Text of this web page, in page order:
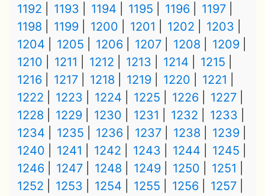
1192
1193 1194 1195 1196
1197
1198
1199 1200 1201 1202
1203
1204
1205 1206 1207 1208
1209
1210
1211 1212 1213 1214
1215
1216
1217 1218 1219 1220
1221
1222
1223 1224 1225 1226
1227
1228
1229 1230 1231 1232
1233
1234
1235 1236 1237 1238
1239
1240
1241 1242 1243 1244
1245
1246
1247 1248 1249 1250
1251
1252
1253 1254 1255 1256
1257